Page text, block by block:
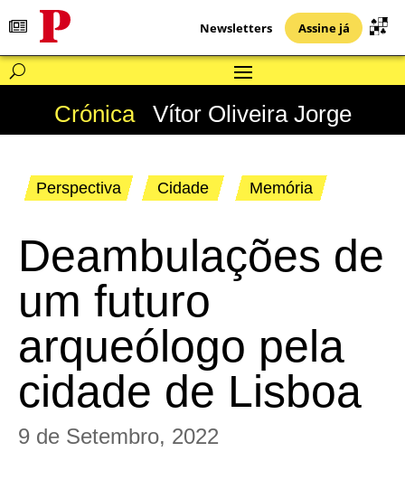
Newsletters Assine já
Crónica Vítor Oliveira Jorge
Perspectiva Cidade Memória
Deambulações de
um futuro
arqueólogo pela
cidade de Lisboa
9 de Setembro, 2022